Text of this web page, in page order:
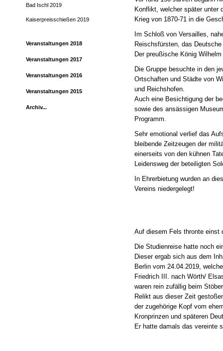
Bad Ischl 2019
Kaiserpreisschießen 2019
Veranstaltungen 2018
Veranstaltungen 2017
Veranstaltungen 2016
Veranstaltungen 2015
Archiv...
Konflikt, welcher später unter
Krieg von 1870-71 in die
Im Schloß von Versailles,
Reischsfürsten, das
Der preußische König
Die Gruppe besuchte in den
Ortschaften und Städte von
und Reichshofen.
Auch eine Besichtigung der
sowie des ansässigen
Programm.
Sehr emotional verlief das
bleibende Zeitzeugen der
einerseits von den kühnen
Leidensweg der beteiligten
In Ehrerbietung wurden an
Vereins niedergelegt!
Auf diesem Fels thronte einst
Die Studienreise hatte noch
Dieser ergab sich aus dem
Berlin vom 24.04.2019,
Friedrich III. nach Wörth/
waren rein zufällig beim
Relikt aus dieser Zeit
der zugehörige Kopf vom
Kronprinzen und späteren
Er hatte damals das vereinte